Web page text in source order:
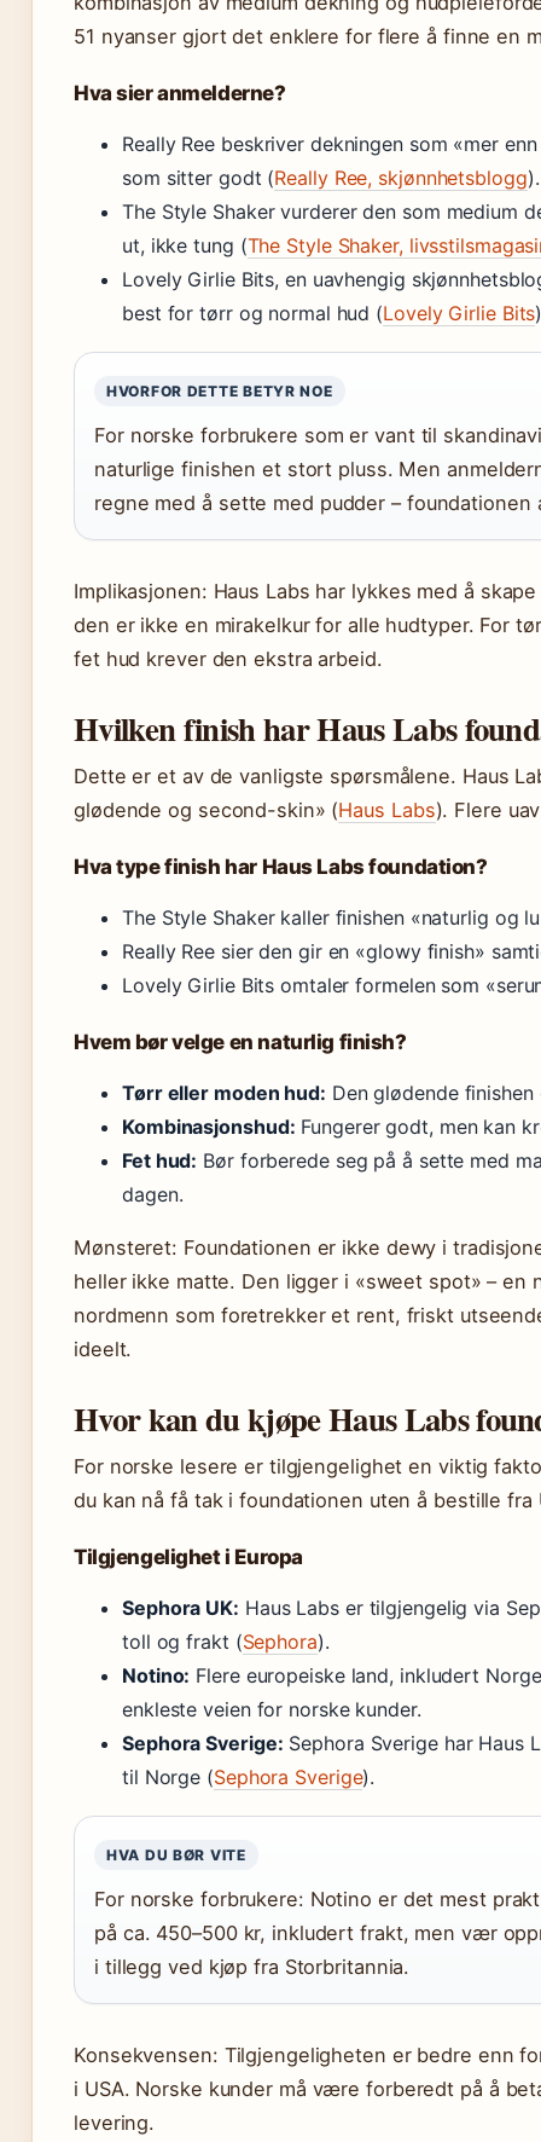
51 nyanser gjort det enklere for flere å finne en
Hva sier anmelderne?
Really Ree beskriver dekningen som «mer
som sitter godt (Really Ree, skjønnhetsblogg).
The Style Shaker vurderer den som medium
ut, ikke tung (The Style Shaker,
Lovely Girlie Bits, en uavhengig
best for tørr og normal hud (Lovely Girlie Bits
HVORFOR DETTE BETYR NOE
For norske forbrukere som er vant til
naturlige finishen et stort pluss. Men
regne med å sette med pudder –
Implikasjonen: Haus Labs har lykkes med å
den er ikke en mirakelkur for alle hudtyper. For
fet hud krever den ekstra arbeid.
Hvilken finish har Haus Labs
Dette er et av de vanligste spørsmålene. Haus
glødende og second-skin» (Haus Labs). Flere
Hva type finish har Haus Labs foundation?
The Style Shaker kaller finishen «naturlig og
Really Ree sier den gir en «glowy finish»
Lovely Girlie Bits omtaler formelen som
Hvem bør velge en naturlig finish?
Tørr eller moden hud: Den glødende
Kombinasjonshud: Fungerer godt, men kan
Fet hud: Bør forberede seg på å sette med
dagen.
Mønsteret: Foundationen er ikke dewy i
heller ikke matte. Den ligger i «sweet spot» – en
nordmenn som foretrekker et rent, friskt
ideelt.
Hvor kan du kjøpe Haus Labs
For norske lesere er tilgjengelighet en viktig
du kan nå få tak i foundationen uten å bestille fra
Tilgjengelighet i Europa
Sephora UK: Haus Labs er tilgjengelig via
toll og frakt (Sephora).
Notino: Flere europeiske land, inkludert
enkleste veien for norske kunder.
Sephora Sverige: Sephora Sverige har Haus
til Norge (Sephora Sverige).
HVA DU BØR VITE
For norske forbrukere: Notino er det mest
på ca. 450–500 kr, inkludert frakt, men vær
i tillegg ved kjøp fra Storbritannia.
Konsekvensen: Tilgjengeligheten er bedre enn
i USA. Norske kunder må være forberedt på å
levering.